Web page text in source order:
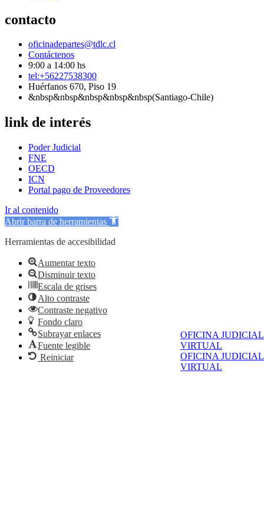
OFICINA JUDICIAL
VIRTUAL
OFICINA JUDICIAL
VIRTUAL
contacto
oficinadepartes@tdlc.cl
Contáctenos
9:00 a 14:00 hs
tel:+56227538300
Huérfanos 670, Piso 19
&nbsp&nbsp&nbsp&nbsp&nbsp(Santiago-Chile)
link de interés
Poder Judicial
FNE
OECD
ICN
Portal pago de Proveedores
Ir al contenido
Abrir barra de herramientas
Herramientas de accesibilidad
Aumentar texto
Disminuir texto
Escala de grises
Alto contraste
Contraste negativo
Fondo claro
Subrayar enlaces
Fuente legible
Reiniciar